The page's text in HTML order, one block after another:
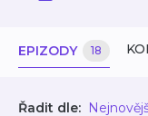
EPIZODY 18
Řadit dle: